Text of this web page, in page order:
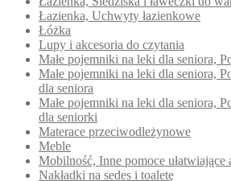
Łazienka, Uchwyty łazienkowe
Łóżka
Lupy i akcesoria do czytania
Małe pojemniki na leki dla seniora,
Małe pojemniki na leki dla seniora,
dla seniora
Małe pojemniki na leki dla seniora,
dla seniorki
Materace przeciwodleżynowe
Meble
Mobilność, Inne pomoce
Nakładki na sedes i toaletę